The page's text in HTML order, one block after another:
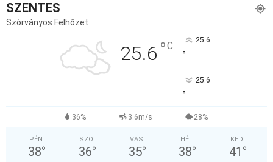
SZENTES
Szórványos Felhőzet
25.6 °C 25.6
°
25.6
°
36% 3.6m/s 28%
PÉN
38°
SZO
36°
VAS
35°
HÉT
38°
KED
41 °